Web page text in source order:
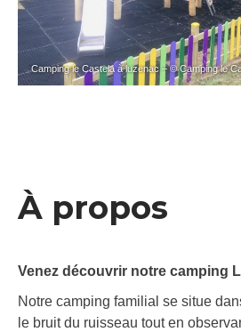
Camping le Castela à luzenac – © Camping le
À propos
Venez découvrir notre camping
Notre camping familial se situe
le bruit du ruisseau tout en